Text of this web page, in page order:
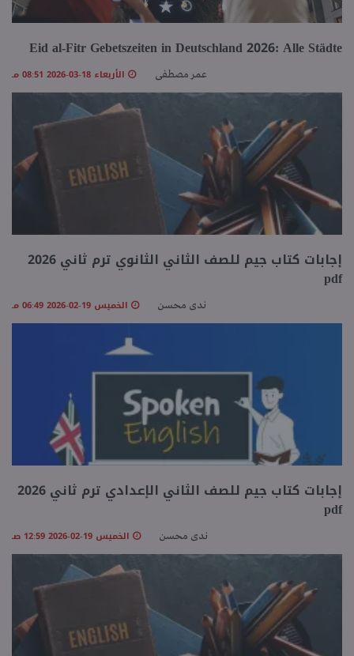
Eid al-Fitr Gebetszeiten in Deutschland 2026: Alle Städte
عمر مصطفى الأربعاء 18-03-2026 08:51 مـ
إجابات كتاب جيم للصف الثاني الثانوي ترم ثاني 2026
pdf
ندى محسن الخميس 19-02-2026 06:49 مـ
إجابات كتاب جيم للصف الثاني الإعدادي ترم ثاني 2026
pdf
ندى محسن الخميس 19-02-2026 12:59 صـ